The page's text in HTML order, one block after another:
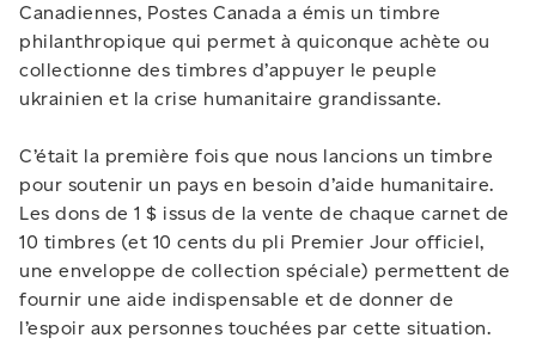
Canadiennes, Postes Canada a émis un timbre
philanthropique qui permet à quiconque achète ou
collectionne des timbres d’appuyer le peuple
ukrainien et la crise humanitaire grandissante.
C’était la première fois que nous lancions un timbre
pour soutenir un pays en besoin d’aide humanitaire.
Les dons de 1 $ issus de la vente de chaque carnet de
10 timbres (et 10 cents du pli Premier Jour officiel,
une enveloppe de collection spéciale) permettent de
fournir une aide indispensable et de donner de
l’espoir aux personnes touchées par cette situation.